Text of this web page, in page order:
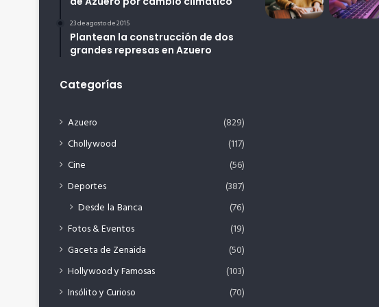
23 de agosto de 2015
Plantean la construcción de dos
grandes represas en Azuero
Categorías
Azuero
(829)
Chollywood
(117)
Cine
(56)
Deportes
(387)
Desde la Banca (76)
Fotos & Eventos
(19)
Gaceta de Zenaida
(50)
Hollywood y Famosas
(103)
Insólito y Curioso
(70)